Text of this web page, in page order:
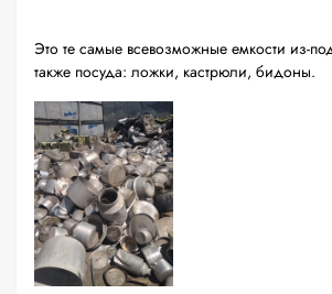
Это те самые всевозможные емкости из-
также посуда: ложки, кастрюли, бидоны.